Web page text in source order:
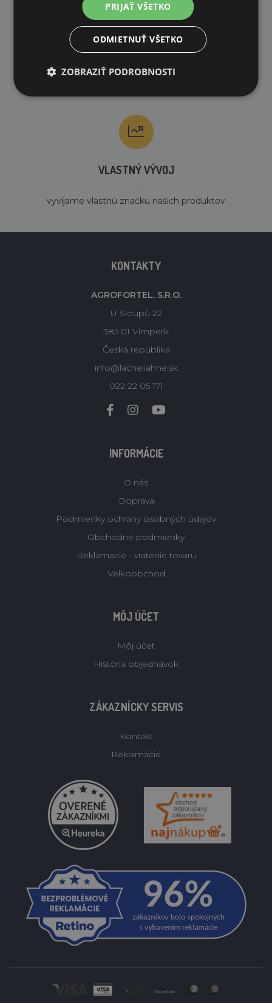
RÝCHLA REKLAMÁCIA
VLASTNÝ VÝVOJ
´
vyvíjame vlastnú značku našich produktov
KONTAKTY
AGROFORTEL, S.R.O.
U Sloupů 22
385 01 Vimperk
Česká republika
info@lacneliahne.sk
022 22 05 171
INFORMÁCIE
O nás
Doprava
Podmienky ochrany osobných údajov
Obchodné podmienky
Reklamacie - vratenie tovaru
Velkoobchod
MÔJ ÚČET
Môj účet
História objednávok
ZÁKAZNÍCKY SERVIS
Kontakt
Reklamácie
PRIJAŤ VŠETKO
ODMIETNUŤ VŠETKO
ZOBRAZIŤ PODROBNOSTI